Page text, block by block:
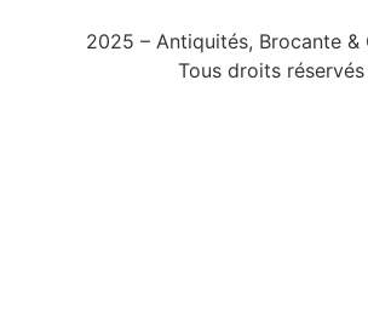
2025 – Antiquités, Brocante &
Tous droits réservés